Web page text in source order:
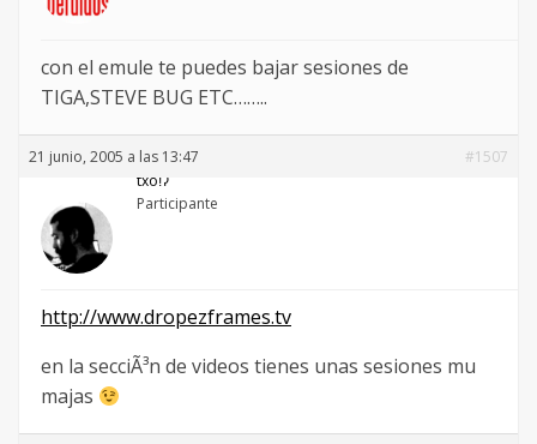
con el emule te puedes bajar sesiones de
TIGA,STEVE BUG ETC……..
21 junio, 2005 a las 13:47
#1507
txoǃʔ
Participante
http://www.dropezframes.tv
en la secciÃ³n de videos tienes unas sesiones mu
majas